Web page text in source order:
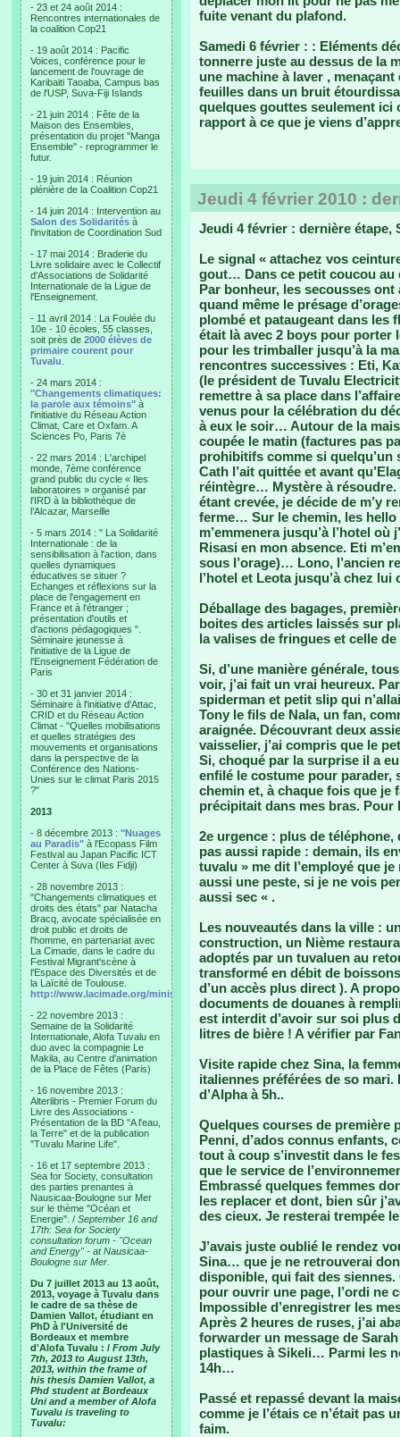
- 23 et 24 août 2014 :
Rencontres internationales de
la coalition Cop21
- 19 août 2014 : Pacific
Voices, conférence pour le
lancement de l'ouvrage de
Karibaiti Taoaba, Campus bas
de l'USP, Suva-Fiji Islands
- 21 juin 2014 : Fête de la
Maison des Ensembles,
présentation du projet "Manga
Ensemble" - reprogrammer le
futur.
- 19 juin 2014 : Réunion
plénière de la Coalition Cop21
- 14 juin 2014 : Intervention au
Salon des Solidarités à
l'invitation de Coordination Sud
- 17 mai 2014 : Braderie du
Livre solidaire avec le Collectif
d'Associations de Solidarité
Internationale de la Ligue de
l'Enseignement.
- 11 avril 2014 : La Foulée du
10e - 10 écoles, 55 classes,
soit près de 2000 élèves de
primaire courent pour
Tuvalu
- 24 mars 2014 :
"Changements climatiques:
la parole aux témoins" à
l'initiative du Réseau Action
Climat, Care et Oxfam. A
Sciences Po, Paris 7è
- 22 mars 2014 : L'archipel
monde, 7ème conférence
grand public du cycle « Iles
laboratoires » organisé par
l'IRD à la bibliothèque de
l’Alcazar, Marseille
- 5 mars 2014 : " La Solidarité
Internationale : de la
sensibilisation à l'action, dans
quelles dynamiques
éducatives se situer ?
Echanges et réflexions sur la
place de l'engagement en
France et à l'étranger ;
présentation d'outils et
d'actions pédagogiques ".
Séminaire jeunesse à
l'initiative de la Ligue de
l'Enseignement Fédération de
Paris
- 30 et 31 janvier 2014 :
Séminaire à l'initiative d'Attac,
CRID et du Réseau Action
Climat - "Quelles mobilisations
et quelles stratégies des
mouvements et organisations
dans la perspective de la
Conférence des Nations-
Unies sur le climat Paris 2015
?"
2013
- 8 décembre 2013 : "Nuages
au Paradis" à l'Ecopass Film
Festival au Japan Pacific ICT
Center à Suva (Iles Fidji)
- 28 novembre 2013 :
"Changements climatiques et
droits des états" par Natacha
Bracq, avocate spécialisée en
droit public et droits de
l'homme, en partenariat avec
La Cimade, dans le cadre du
Festival Migrant'scène à
l'Espace des Diversités et de
la Laïcité de Toulouse.
http://www.lacimade.org/minisites/migrantscene
- 22 novembre 2013 :
Semaine de la Solidarité
Internationale, Alofa Tuvalu en
duo avec la compagnie Le
Makila, au Centre d'animation
de la Place de Fêtes (Paris)
- 16 novembre 2013 :
Alterlibris - Premier Forum du
Livre des Associations -
Présentation de la BD "A l'eau,
la Terre" et de la publication
"Tuvalu Marine Life".
- 16 et 17 septembre 2013 :
Sea for Society, consultation
des parties prenantes à
Nausicaa-Boulogne sur Mer
sur le thème "Océan et
Energie". / September 16 and
17th: Sea for Society
consultation forum - "Ocean
and Energy" - at Nausicaa-
Boulogne sur Mer.
Du 7 juillet 2013 au 13 août,
2013, voyage à Tuvalu dans
le cadre de sa thèse de
Damien Vallot, étudiant en
PhD à l'Université de
Bordeaux et membre
d'Alofa Tuvalu : / From July
7th, 2013 to August 13th,
2013, within the frame of
his thesis Damien Vallot, a
Phd student at Bordeaux
Uni and a member of Alofa
Tuvalu is traveling to
Tuvalu:
fuite venant du plafond.
Samedi 6 février : : Eléments
tonnerre juste au dessus de la
une machine à laver ,
feuilles dans un bruit
quelques gouttes seulement
rapport à ce que je viens
Jeudi 4 février 2010 :
Jeudi 4 février : dernière étape,
Le signal « attachez vos
gout… Dans ce petit coucou au
Par bonheur, les secousses
quand même le présage
plombé et pataugeant dans les
était là avec 2 boys pour porter
pour les trimballer jusqu’à la
rencontres successives : Eti,
(le président de Tuvalu
remettre à sa place dans
venus pour la célébration du
à eux le soir… Autour de la
coupée le matin (factures pas
prohibitifs comme si quelqu’un
Cath l’ait quittée et avant
réintègre… Mystère à
étant crevée, je décide de m’y
ferme… Sur le chemin, les hello
m’emmenera jusqu’à l’hotel
Risasi en mon absence. Eti
sous l’orage)… Lono, l’ancien
l’hotel et Leota jusqu’à chez
Déballage des bagages,
boites des articles laissés sur
la valises de fringues et celle
Si, d’une manière générale,
voir, j’ai fait un vrai heureux.
spiderman et petit slip qui
Tony le fils de Nala, un fan,
araignée. Découvrant deux
vaisselier, j’ai compris que le
Si, choqué par la surprise il a
enfilé le costume pour parader,
chemin et, à chaque fois que je
précipitait dans mes bras. Pour
2e urgence : plus de
pas aussi rapide : demain, ils
tuvalu » me dit l’employé que
aussi une peste, si je ne vois
aussi sec « .
Les nouveautés dans la ville :
construction, un Nième
adoptés par un tuvaluen au
transformé en débit de
d’un accès plus direct ). A
documents de douanes à
est interdit d’avoir sur soi plus
litres de bière ! A vérifier par
Visite rapide chez Sina, la
italiennes préférées de so
d’Alpha à 5h..
Quelques courses de première
Penni, d’ados connus enfants,
tout à coup s’investit dans le
que le service de
Embrassé quelques femmes
les replacer et dont, bien sûr
des cieux. Je resterai trempée
J’avais juste oublié le rendez
Sina… que je ne retrouverai
disponible, qui fait des siennes.
pour ouvrir une page, l’ordi ne
Impossible d’enregistrer les
Après 2 heures de ruses, j’ai
forwarder un message de
plastiques à Sikeli… Parmi les
14h…
Passé et repassé devant la
comme je l’étais ce n’était pas
faim.